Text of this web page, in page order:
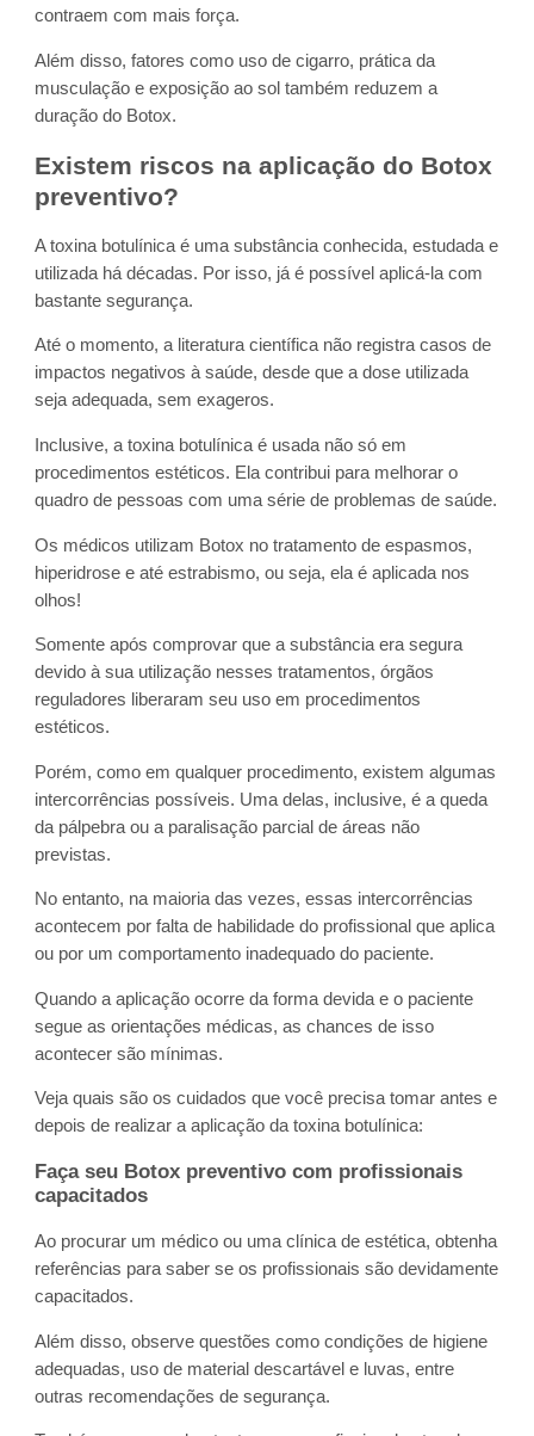
contraem com mais força.
Além disso, fatores como uso de cigarro, prática da
musculação e exposição ao sol também reduzem a
duração do Botox.
Existem riscos na aplicação do Botox
preventivo?
A toxina botulínica é uma substância conhecida, estudada e
utilizada há décadas. Por isso, já é possível aplicá-la com
bastante segurança.
Até o momento, a literatura científica não registra casos de
impactos negativos à saúde, desde que a dose utilizada
seja adequada, sem exageros.
Inclusive, a toxina botulínica é usada não só em
procedimentos estéticos. Ela contribui para melhorar o
quadro de pessoas com uma série de problemas de saúde.
Os médicos utilizam Botox no tratamento de espasmos,
hiperidrose e até estrabismo, ou seja, ela é aplicada nos
olhos!
Somente após comprovar que a substância era segura
devido à sua utilização nesses tratamentos, órgãos
reguladores liberaram seu uso em procedimentos
estéticos.
Porém, como em qualquer procedimento, existem algumas
intercorrências possíveis. Uma delas, inclusive, é a queda
da pálpebra ou a paralisação parcial de áreas não
previstas.
No entanto, na maioria das vezes, essas intercorrências
acontecem por falta de habilidade do profissional que aplica
ou por um comportamento inadequado do paciente.
Quando a aplicação ocorre da forma devida e o paciente
segue as orientações médicas, as chances de isso
acontecer são mínimas.
Veja quais são os cuidados que você precisa tomar antes e
depois de realizar a aplicação da toxina botulínica:
Faça seu Botox preventivo com profissionais
capacitados
Ao procurar um médico ou uma clínica de estética, obtenha
referências para saber se os profissionais são devidamente
capacitados.
Além disso, observe questões como condições de higiene
adequadas, uso de material descartável e luvas, entre
outras recomendações de segurança.